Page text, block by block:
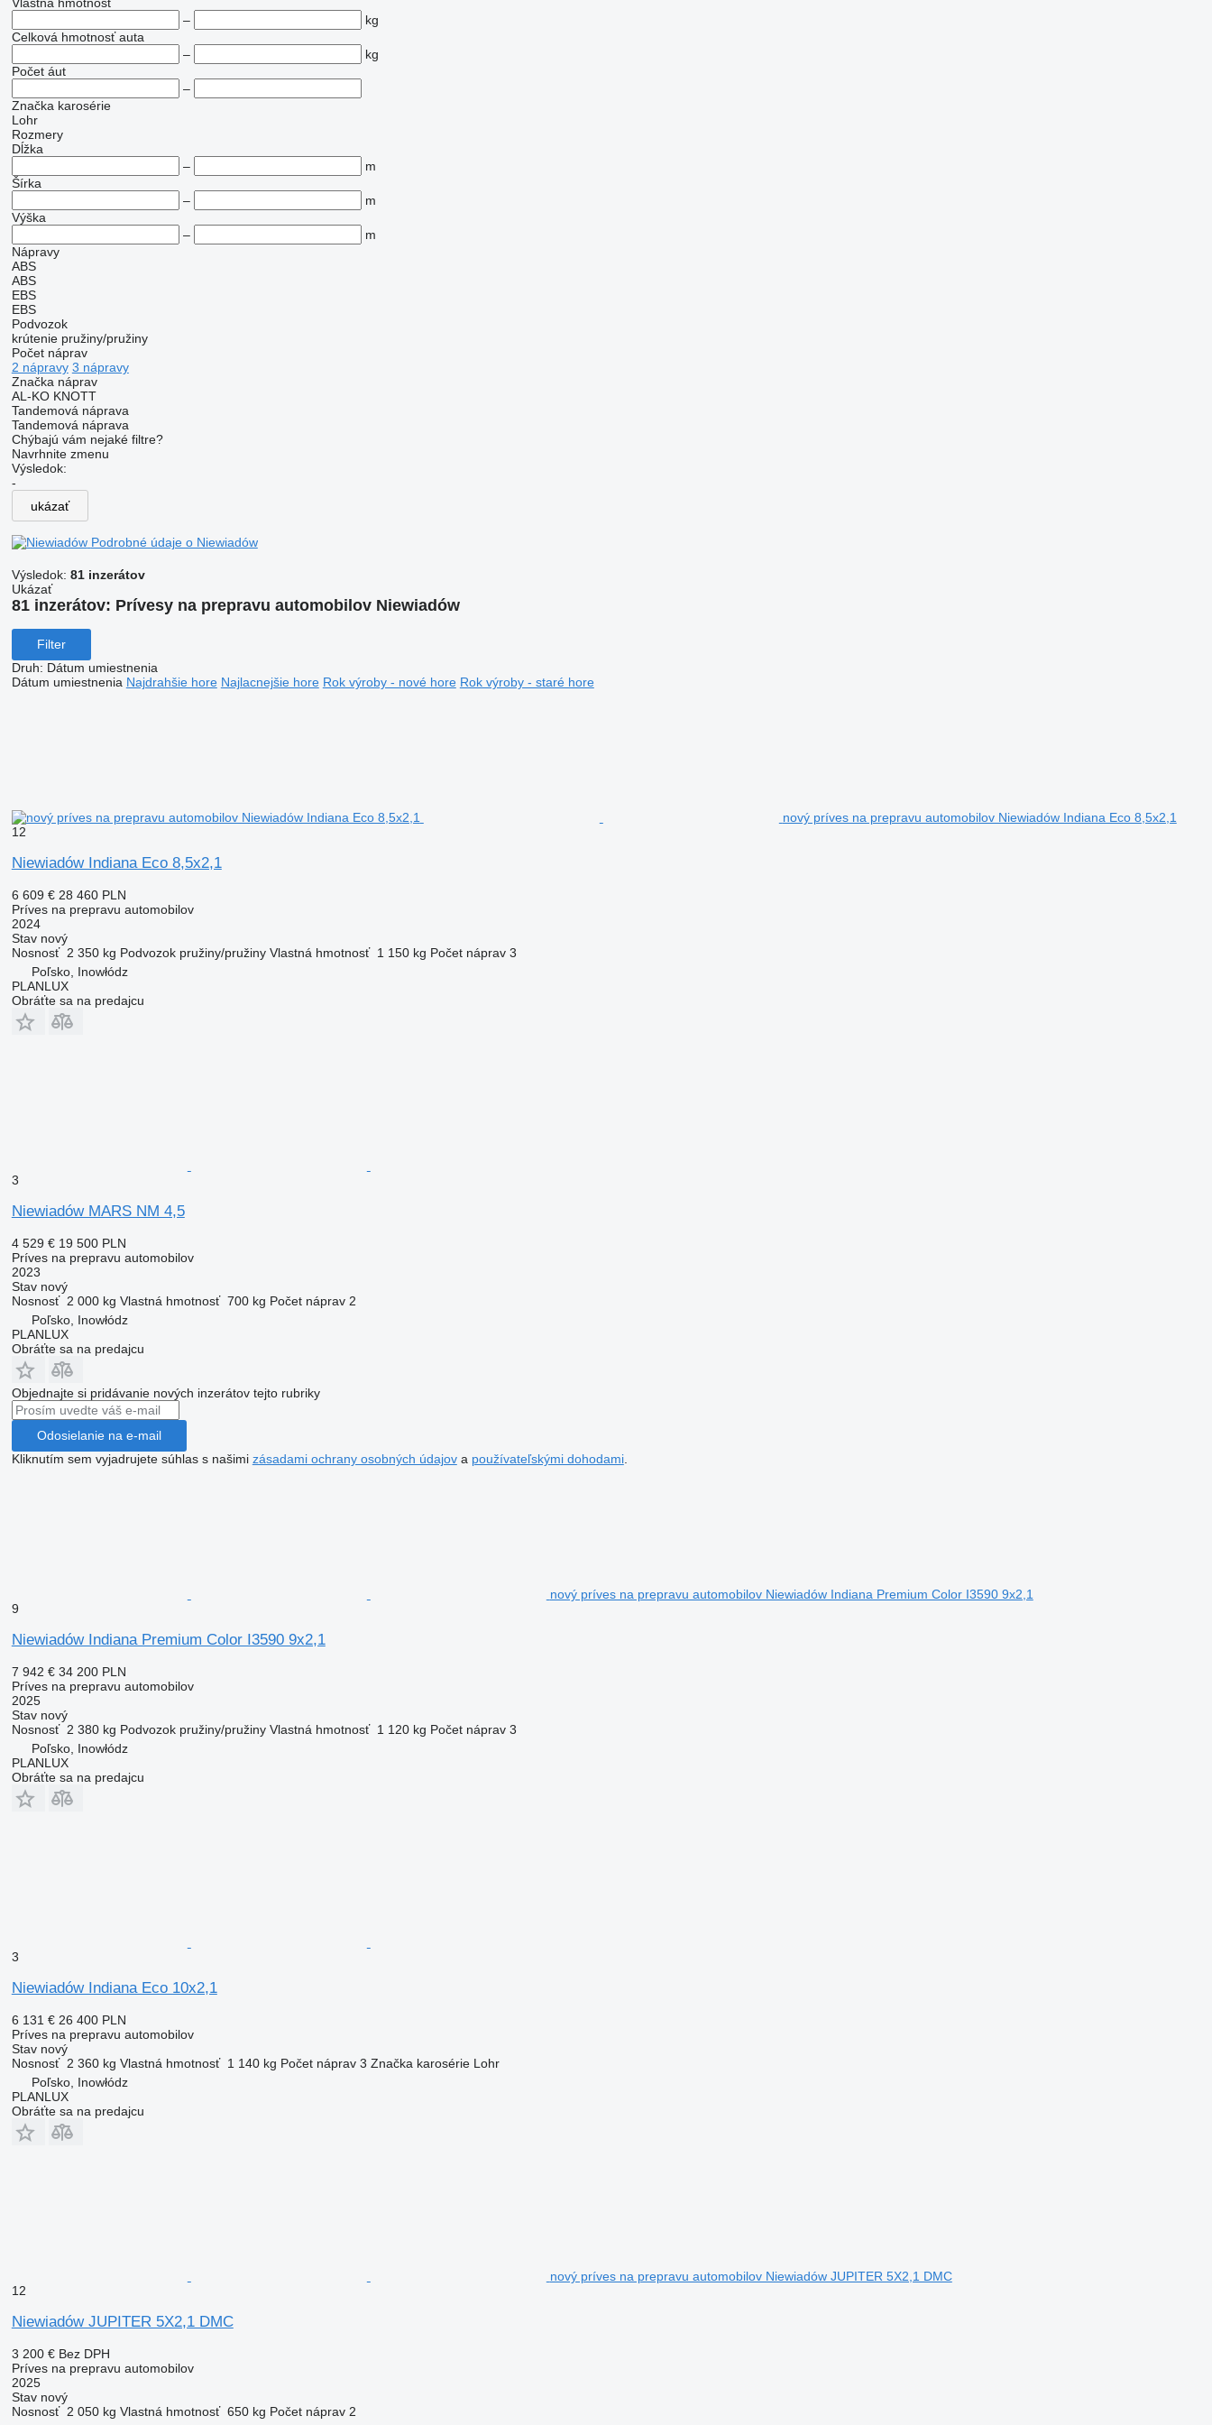
–
kg
Celková hmotnosť auta
–
kg
Počet áut
–
Značka karosérie
Lohr
Rozmery
Dĺžka
–
m
Šírka
–
m
Výška
–
m
Nápravy
ABS
ABS
EBS
EBS
Podvozok
krútenie pružiny/pružiny
Počet náprav
2 nápravy 3 nápravy
Značka náprav
AL-KO KNOTT
Tandemová náprava
Tandemová náprava
Chýbajú vám nejaké filtre?
Navrhnite zmenu
Výsledok:
-
ukázať
Podrobné údaje o Niewiadów
Výsledok: 81 inzerátov
Ukázať
81 inzerátov: Prívesy na prepravu automobilov Niewiadów
Filter
Druh: Dátum umiestnenia
Dátum umiestnenia Najdrahšie hore Najlacnejšie hore Rok výroby - nové hore Rok výroby - staré hore
nový príves na prepravu automobilov Niewiadów Indiana Eco 8,5x2,1
12
Niewiadów Indiana Eco 8,5x2,1
6 609 € 28 460 PLN
Príves na prepravu automobilov
2024
Stavnový
Nosnosť 2 350 kg Podvozok pružiny/pružiny Vlastná hmotnosť 1 150 kg Počet náprav 3
Poľsko, Inowłódz
PLANLUX
Obráťte sa na predajcu
3
Niewiadów MARS NM 4,5
4 529 € 19 500 PLN
Príves na prepravu automobilov
2023
Stavnový
Nosnosť 2 000 kg Vlastná hmotnosť 700 kg Počet náprav 2
Poľsko, Inowłódz
PLANLUX
Obráťte sa na predajcu
Objednajte si pridávanie nových inzerátov tejto rubriky
Odosielanie na e-mail
Kliknutím sem vyjadrujete súhlas s našimi zásadami ochrany osobných údajova používateľskými dohodami.
nový príves na prepravu automobilov Niewiadów Indiana Premium Color I3590 9x2,1
9
Niewiadów Indiana Premium Color I3590 9x2,1
7 942 € 34 200 PLN
Príves na prepravu automobilov
2025
Stavnový
Nosnosť 2 380 kg Podvozok pružiny/pružiny Vlastná hmotnosť 1 120 kg Počet náprav 3
Poľsko, Inowłódz
PLANLUX
Obráťte sa na predajcu
3
Niewiadów Indiana Eco 10x2,1
6 131 € 26 400 PLN
Príves na prepravu automobilov
Stavnový
Nosnosť 2 360 kg Vlastná hmotnosť 1 140 kg Počet náprav 3 Značka karosérie Lohr
Poľsko, Inowłódz
PLANLUX
Obráťte sa na predajcu
nový príves na prepravu automobilov Niewiadów JUPITER 5X2,1 DMC
12
Niewiadów JUPITER 5X2,1 DMC
3 200 € Bez DPH
Príves na prepravu automobilov
2025
Stavnový
Nosnosť 2 050 kg Vlastná hmotnosť 650 kg Počet náprav 2